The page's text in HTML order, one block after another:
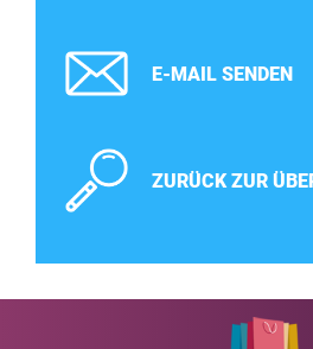
E-MAIL SENDEN
ZURÜCK ZUR